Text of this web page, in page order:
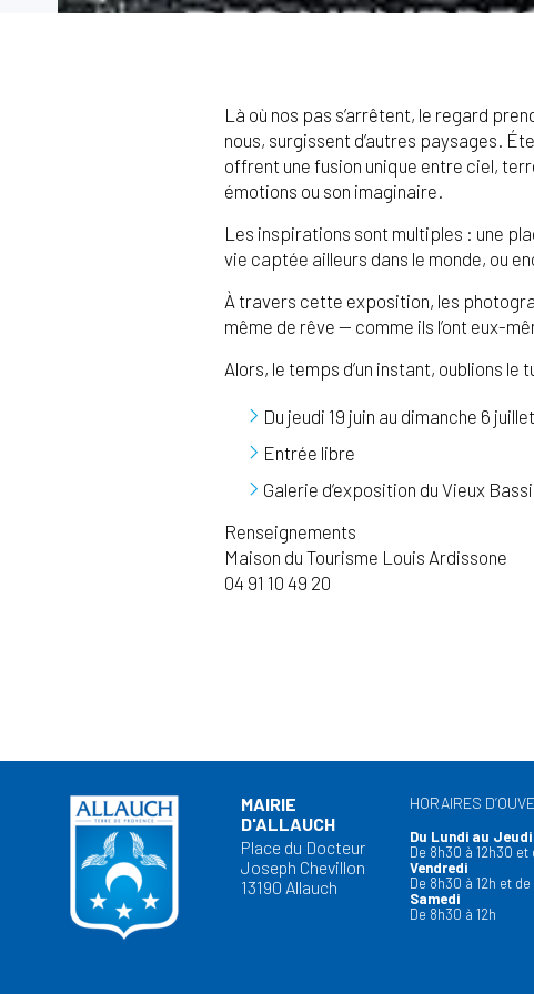
Là où nos pas s’arrêtent, le regard
nous, surgissent d’autres paysages.
offrent une fusion unique entre ciel,
émotions ou son imaginaire.
Les inspirations sont multiples : une
vie captée ailleurs dans le monde, ou
À travers cette exposition, les
même de rêve — comme ils l’ont eux-
Alors, le temps d’un instant, oublions
Du jeudi 19 juin au dimanche 6
Entrée libre
Galerie d’exposition du Vieux
Renseignements
Maison du Tourisme Louis Ardissone
04 91 10 49 20
MAIRIE
D'ALLAUCH
Place du Docteur
Joseph Chevillon
13190 Allauch
HORAIRES
Du Lundi au Jeudi
De 8h30 à 12h30 et
Vendredi
De 8h30 à 12h et de
Samedi
De 8h30 à 12h